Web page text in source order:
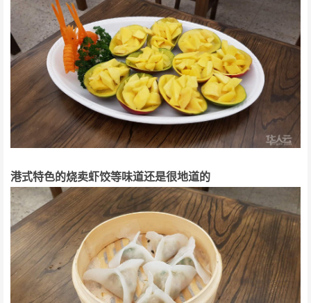
港式特色的烧卖虾饺等味道还是很地道的